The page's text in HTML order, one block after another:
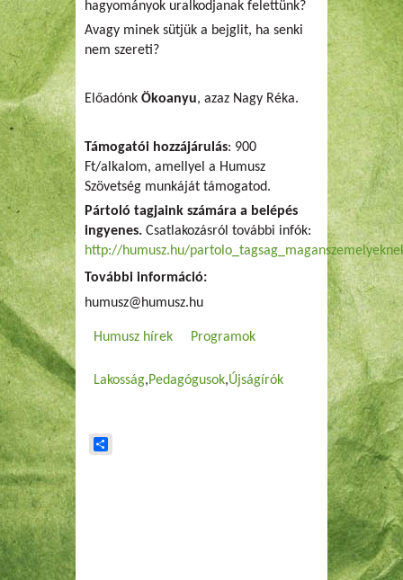
hagyományok uralkodjanak felettünk?
Avagy minek sütjük a bejglit, ha senki
nem szereti?
Előadónk Ökoanyu, azaz Nagy Réka.
Támogatói hozzájárulás: 900
Ft/alkalom, amellyel a Humusz
Szövetség munkáját támogatod.
Pártoló tagjaink számára a belépés
ingyenes. Csatlakozásról további infók:
http://humusz.hu/
További információ:
humusz@humusz.hu
Humusz hírek Programok
Lakosság Pedagógusok Újságírók